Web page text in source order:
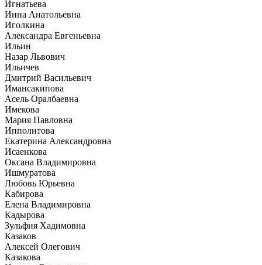
Игнатьева
Инна Анатольевна
Иголкина
Александра Евгеньевна
Ильин
Назар Львович
Ильичев
Дмитрий Васильевич
Имансакипова
Асель Оралбаевна
Имекова
Мария Павловна
Ипполитова
Екатерина Александровна
Исаенкова
Оксана Владимировна
Ишмуратова
Любовь Юрьевна
Кабирова
Елена Владимировна
Кадырова
Зульфия Хадимовна
Казаков
Алексей Олегович
Казакова